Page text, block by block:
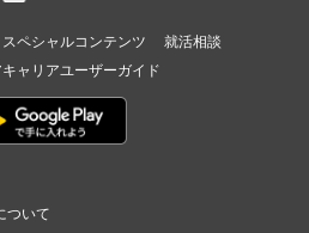
スペシャルコンテンツ
就活相談
ャリアユーザーガイド
ついて